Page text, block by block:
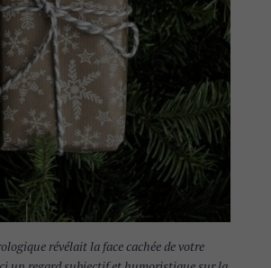
révélait la face cachée de votre